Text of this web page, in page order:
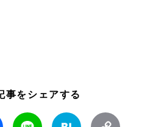
事をシェアする